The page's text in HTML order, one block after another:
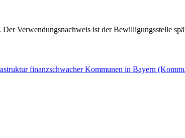
Verwendungsnachweis ist der Bewilligungsstelle
finanzschwacher Kommunen in Bayern